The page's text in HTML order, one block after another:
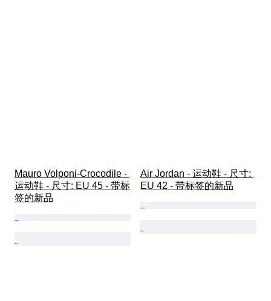
Mauro Volponi-Crocodile -
运动鞋 - 尺寸: EU 45 - 带标
签的新品
Air Jordan - 运动鞋 - 尺寸:
EU 42 - 带标签的新品